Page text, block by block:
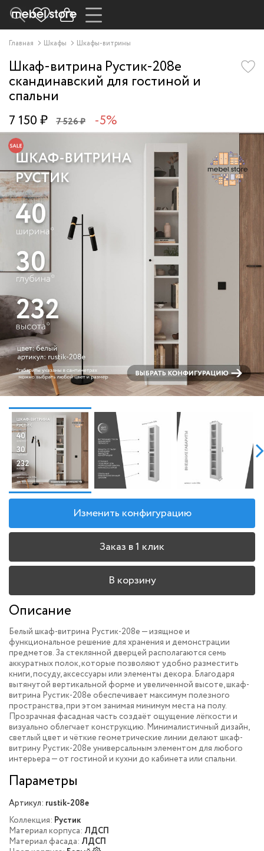
Главная Шкафы Шкафы-витрины
Шкаф-витрина Рустик-208e
скандинавский для гостиной и
спальни
7 150 ₽ 7 526 ₽ -5%
Изменить конфигурацию
Заказ в 1 клик
В корзину
Описание
Белый шкаф-витрина Рустик-208e — изящное и
функциональное решение для хранения и демонстрации
предметов. За стеклянной дверцей располагаются семь
аккуратных полок, которые позволяют удобно разместить
книги, посуду, аксессуары или элементы декора. Благодаря
вытянутой вертикальной форме и увеличенной высоте, шкаф-
витрина Рустик-208e обеспечивает максимум полезного
пространства, при этом занимая минимум места на полу.
Прозрачная фасадная часть создаёт ощущение лёгкости и
визуально облегчает конструкцию. Минималистичный дизайн,
светлый цвет и чёткие геометрические линии делают шкаф-
витрину Рустик-208e универсальным элементом для любого
интерьера — от гостиной и кухни до кабинета или спальни.
Параметры
Артикул: rustik-208e
Коллекция: Рустик
Материал корпуса: ЛДСП
Материал фасада: ЛДСП